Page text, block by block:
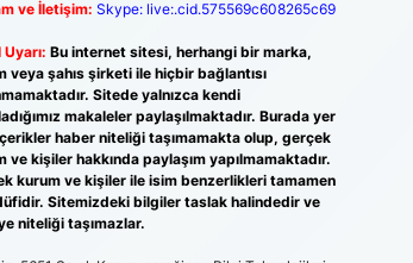
ve İletişim: Skype: live:.cid.575569c608265c69
Bu internet sitesi, herhangi bir marka,
veya şahıs şirketi ile hiçbir bağlantısı
Sitede yalnızca kendi
makaleler paylaşılmaktadır. Burada yer
haber niteliği taşımamakta olup, gerçek
ve kişiler hakkında paylaşım yapılmamaktadır.
kurum ve kişiler ile isim benzerlikleri tamamen
Sitemizdeki bilgiler taslak halindedir ve
niteliği taşımazlar.